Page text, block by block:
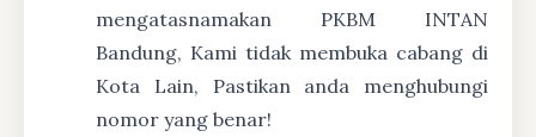
mengatasnamakan PKBM INTAN
Bandung, Kami tidak membuka cabang di
Kota Lain, Pastikan anda menghubungi
nomor yang benar!